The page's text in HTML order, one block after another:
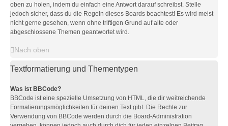
oben zu holen, indem du einfach eine Antwort darauf schreibst. Stelle
jedoch sicher, dass du die Regeln dieses Boards beachtest! Es wird meist
nicht gerne gesehen, wenn ohne triftigen Grund auf alte oder
abgeschlossene Themen geantwortet wird.
Nach oben
Textformatierung und Thementypen
Was ist BBCode?
BBCode ist eine spezielle Umsetzung von HTML, die dir weitreichende
Formatierungsmöglichkeiten für deinen Text gibt. Die Rechte zur
Verwendung von BBCode werden durch die Board-Administration